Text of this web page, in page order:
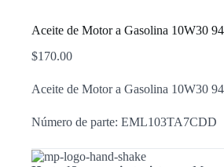
Aceite de Motor a Gasolina 10W30
$170.00
Aceite de Motor a Gasolina 10W30
Número de parte: EML103TA7CDD